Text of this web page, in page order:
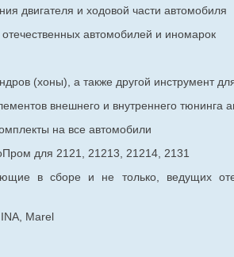
двигателя и ходовой части автомобиля
отечественныхавтомобилей и иномарок
(хоны), а также другой инструмент
внешнего и внутреннего
на все автомобили
для 2121, 21213, 21214, 2131
в сборе и не только, ведущих
Marel